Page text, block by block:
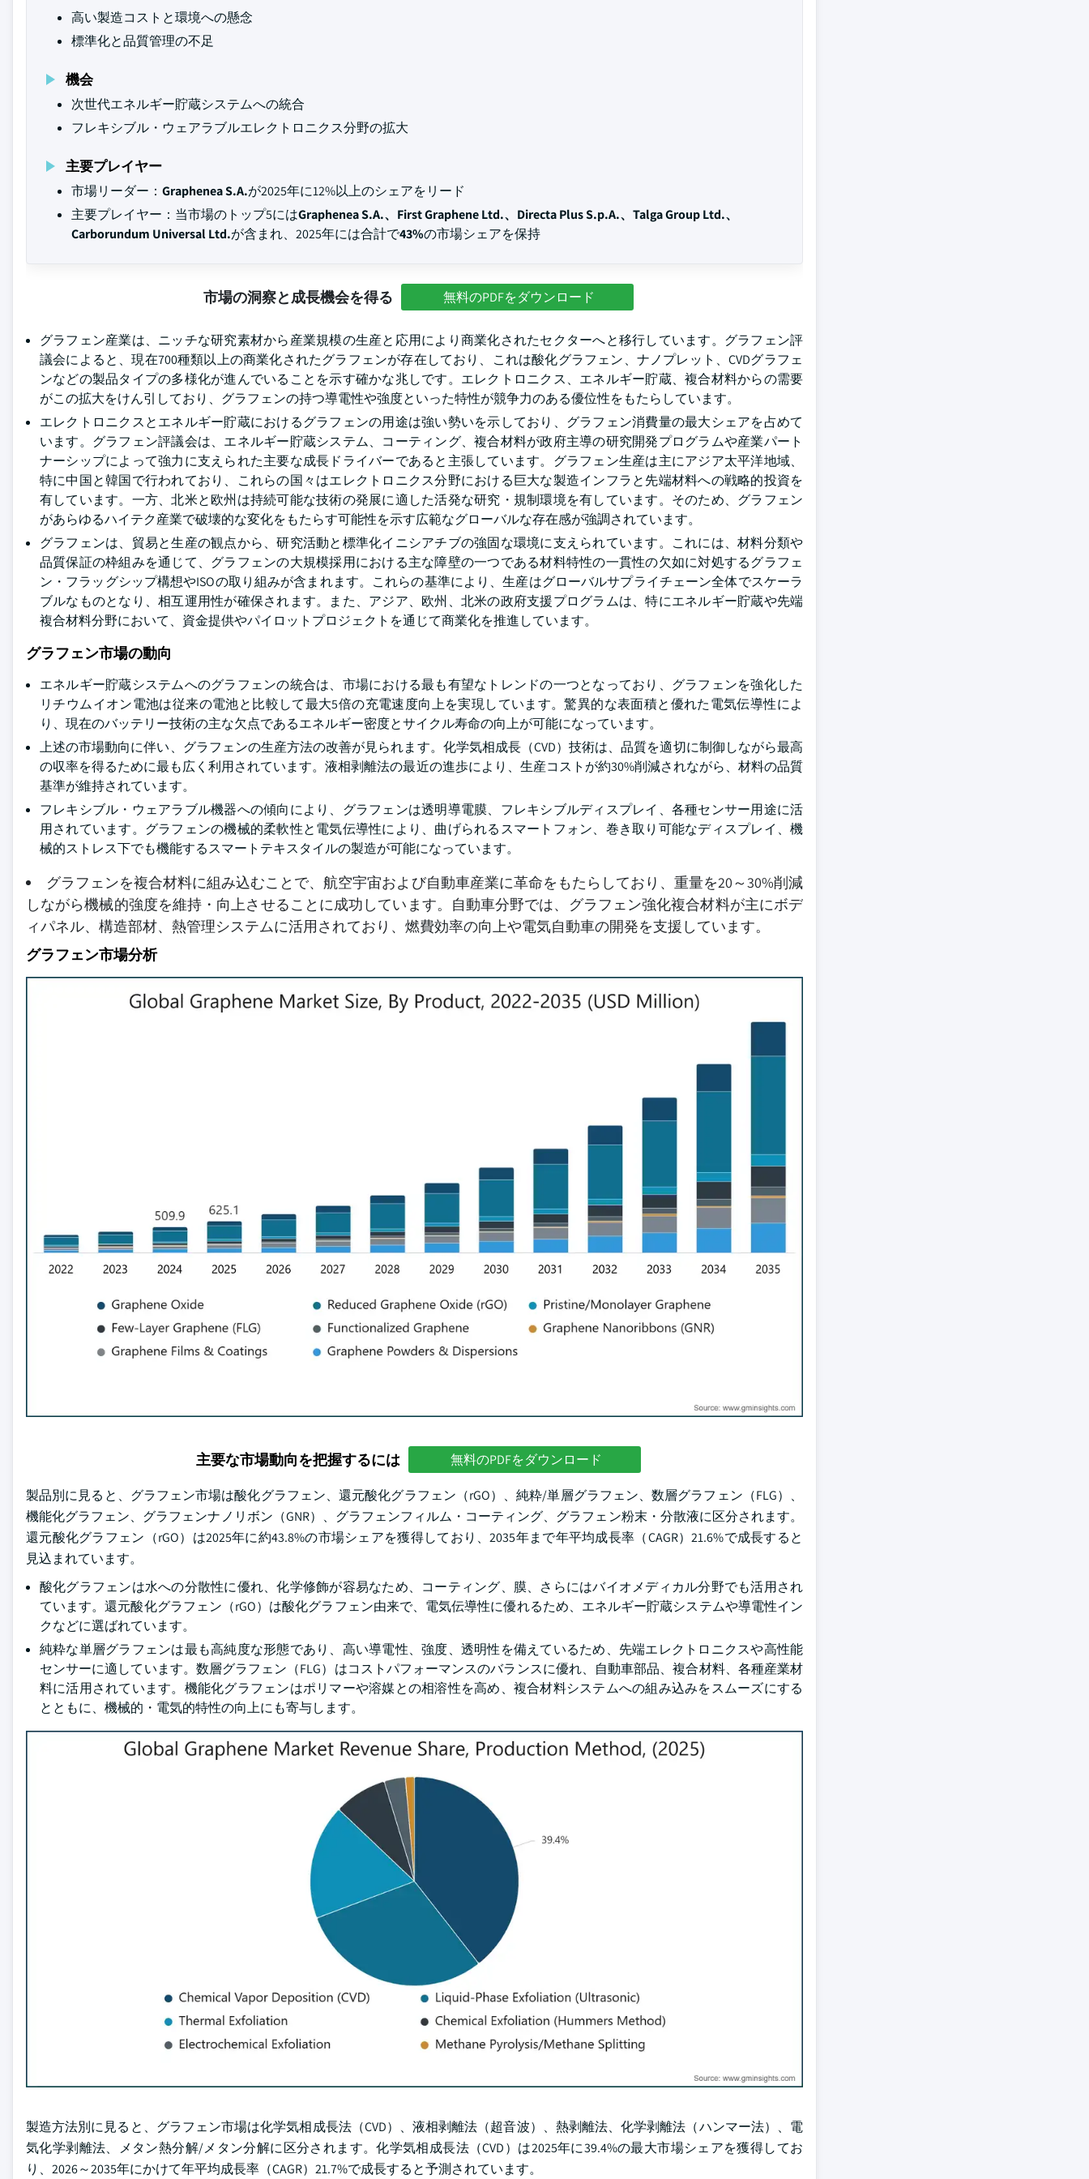
高い製造コストと環境への懸念
標準化と品質管理の不足
機会
次世代エネルギー貯蔵システムへの統合
フレキシブル・ウェアラブルエレクトロニクス分野の拡大
主要プレイヤー
市場リーダー： Graphenea S.A.が2025年に12%以上のシェアをリード
主要プレイヤー：当市場のトップ5にはGraphenea S.A.、First Graphene Ltd.、Directa Plus S.p.A.、Talga Group Ltd.、
Carborundum Universal Ltd.が含まれ、2025年には合計で43%の市場シェアを保持
市場の洞察と成長機会を得る 無料のPDFをダウンロード
グラフェン産業は、ニッチな研究素材から産業規模の生産と応用により商業化されたセクターへと移行しています。グラフェン評
議会によると、現在700種類以上の商業化されたグラフェンが存在しており、これは酸化グラフェン、ナノプレット、CVDグラフェ
ンなどの製品タイプの多様化が進んでいることを示す確かな兆しです。エレクトロニクス、エネルギー貯蔵、複合材料からの需要
がこの拡大をけん引しており、グラフェンの持つ導電性や強度といった特性が競争力のある優位性をもたらしています。
エレクトロニクスとエネルギー貯蔵におけるグラフェンの用途は強い勢いを示しており、グラフェン消費量の最大シェアを占めて
います。グラフェン評議会は、エネルギー貯蔵システム、コーティング、複合材料が政府主導の研究開発プログラムや産業パート
ナーシップによって強力に支えられた主要な成長ドライバーであると主張しています。グラフェン生産は主にアジア太平洋地域、
特に中国と韓国で行われており、これらの国々はエレクトロニクス分野における巨大な製造インフラと先端材料への戦略的投資を
有しています。一方、北米と欧州は持続可能な技術の発展に適した活発な研究・規制環境を有しています。そのため、グラフェン
があらゆるハイテク産業で破壊的な変化をもたらす可能性を示す広範なグローバルな存在感が強調されています。
グラフェンは、貿易と生産の観点から、研究活動と標準化イニシアチブの強固な環境に支えられています。これには、材料分類や
品質保証の枠組みを通じて、グラフェンの大規模採用における主な障壁の一つである材料特性の一貫性の欠如に対処するグラフェ
ン・フラッグシップ構想やISOの取り組みが含まれます。これらの基準により、生産はグローバルサプライチェーン全体でスケーラ
ブルなものとなり、相互運用性が確保されます。また、アジア、欧州、北米の政府支援プログラムは、特にエネルギー貯蔵や先端
複合材料分野において、資金提供やパイロットプロジェクトを通じて商業化を推進しています。
グラフェン市場の動向
エネルギー貯蔵システムへのグラフェンの統合は、市場における最も有望なトレンドの一つとなっており、グラフェンを強化した
リチウムイオン電池は従来の電池と比較して最大5倍の充電速度向上を実現しています。驚異的な表面積と優れた電気伝導性によ
り、現在のバッテリー技術の主な欠点であるエネルギー密度とサイクル寿命の向上が可能になっています。
上述の市場動向に伴い、グラフェンの生産方法の改善が見られます。化学気相成長（CVD）技術は、品質を適切に制御しながら最高
の収率を得るために最も広く利用されています。液相剥離法の最近の進歩により、生産コストが約30%削減されながら、材料の品質
基準が維持されています。
フレキシブル・ウェアラブル機器への傾向により、グラフェンは透明導電膜、フレキシブルディスプレイ、各種センサー用途に活
用されています。グラフェンの機械的柔軟性と電気伝導性により、曲げられるスマートフォン、巻き取り可能なディスプレイ、機
械的ストレス下でも機能するスマートテキスタイルの製造が可能になっています。
グラフェンを複合材料に組み込むことで、航空宇宙および自動車産業に革命をもたらしており、重量を20～30%削減
しながら機械的強度を維持・向上させることに成功しています。自動車分野では、グラフェン強化複合材料が主にボデ
ィパネル、構造部材、熱管理システムに活用されており、燃費効率の向上や電気自動車の開発を支援しています。
グラフェン市場分析
主要な市場動向を把握するには 無料のPDFをダウンロード
製品別に見ると、グラフェン市場は酸化グラフェン、還元酸化グラフェン（rGO）、純粋/単層グラフェン、数層グラフェン（FLG）、
機能化グラフェン、グラフェンナノリボン（GNR）、グラフェンフィルム・コーティング、グラフェン粉末・分散液に区分されます。
還元酸化グラフェン（rGO）は2025年に約43.8%の市場シェアを獲得しており、2035年まで年平均成長率（CAGR）21.6%で成長すると
見込まれています。
酸化グラフェンは水への分散性に優れ、化学修飾が容易なため、コーティング、膜、さらにはバイオメディカル分野でも活用され
ています。還元酸化グラフェン（rGO）は酸化グラフェン由来で、電気伝導性に優れるため、エネルギー貯蔵システムや導電性イン
クなどに選ばれています。
純粋な単層グラフェンは最も高純度な形態であり、高い導電性、強度、透明性を備えているため、先端エレクトロニクスや高性能
センサーに適しています。数層グラフェン（FLG）はコストパフォーマンスのバランスに優れ、自動車部品、複合材料、各種産業材
料に活用されています。機能化グラフェンはポリマーや溶媒との相溶性を高め、複合材料システムへの組み込みをスムーズにする
とともに、機械的・電気的特性の向上にも寄与します。
製造方法別に見ると、グラフェン市場は化学気相成長法（CVD）、液相剥離法（超音波）、熱剥離法、化学剥離法（ハンマー法）、電
気化学剥離法、メタン熱分解/メタン分解に区分されます。化学気相成長法（CVD）は2025年に39.4%の最大市場シェアを獲得してお
り、2026～2035年にかけて年平均成長率（CAGR）21.7%で成長すると予測されています。